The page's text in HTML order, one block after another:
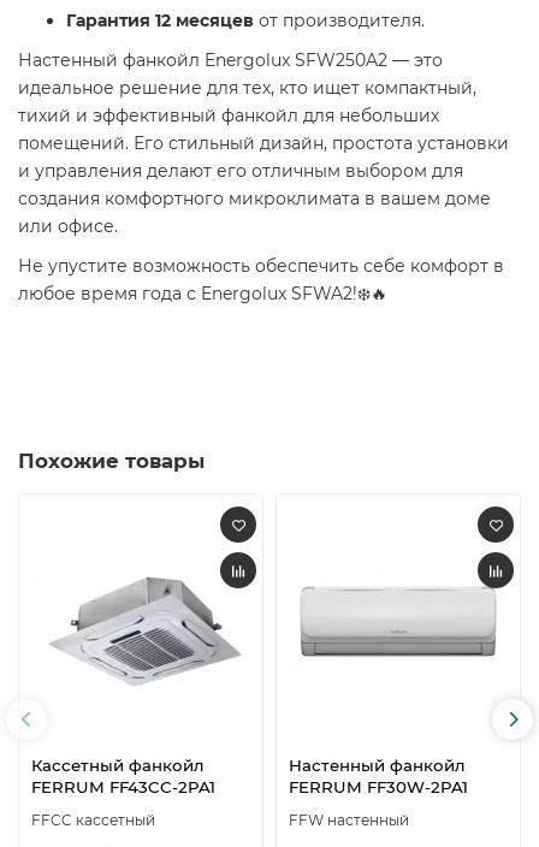
Гарантия 12 месяцев от производителя.
Настенный фанкойл Energolux SFW250A2 — это
идеальное решение для тех, кто ищет компактный,
тихий и эффективный фанкойл для небольших
помещений. Его стильный дизайн, простота установки
и управления делают его отличным выбором для
создания комфортного микроклимата в вашем доме
или офисе.
Не упустите возможность обеспечить себе комфорт в
любое время года с Energolux SFWA2!❄️🔥
Похожие товары
Кассетный фанкойл
FERRUM FF43CC-2PA1
FFCC кассетный
Настенный фанкойл
FERRUM FF30W-2PA1
FFW настенный